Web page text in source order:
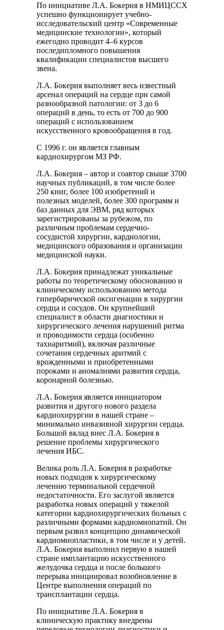
По инициативе Л.А. Бокерия в НМИЦССХ
успешно функционирует учебно-
исследовательский центр «Современные
медицинские технологии», который
ежегодно проводит 4–6 курсов
последипломного повышения
квалификации специалистов высшего
звена.
Л.А. Бокерия выполняет весь известный
арсенал операций на сердце при самой
разнообразной патологии: от 3 до 6
операций в день, то есть от 700 до 900
операций с использованием
искусственного кровообращения в год.
С 1996 г. он является главным
кардиохирургом МЗ РФ.
Л.А. Бокерия – автор и соавтор свыше 3700
научных публикаций, в том числе более
250 книг, более 100 изобретений и
полезных моделей, более 300 программ и
баз данных для ЭВМ, ряд которых
зарегистрированы за рубежом, по
различным проблемам сердечно-
сосудистой хирургии, кардиологии,
медицинского образования и организации
медицинской науки.
Л.А. Бокерия принадлежат уникальные
работы по теоретическому обоснованию и
клиническому использованию метода
гипербарической оксигенации в хирургии
сердца и сосудов. Он крупнейший
специалист в области диагностики и
хирургического лечения нарушений ритма
и проводимости сердца (особенно
тахиаритмий), включая различные
сочетания сердечных аритмий с
врожденными и приобретенными
пороками и аномалиями развития сердца,
коронарной болезнью.
Л.А. Бокерия является инициатором
развития и другого нового раздела
кардиохирургии в нашей стране –
минимально инвазивной хирургии сердца.
Большой вклад внес Л.А. Бокерия в
решение проблемы хирургического
лечения ИБС.
Велика роль Л.А. Бокерия в разработке
новых подходов к хирургическому
лечению терминальной сердечной
недостаточности. Его заслугой является
разработка новых операций у тяжелой
категории кардиохирургических больных с
различными формами кардиомиопатий. Он
первым развил концепцию динамической
кардиомиопластики, в том числе и у детей.
Л.А. Бокерия выполнил первую в нашей
стране имплантацию искусственного
желудочка сердца и после большого
перерыва инициировал возобновление в
Центре выполнения операций по
трансплантации сердца.
По инициативе Л.А. Бокерия в
клиническую практику внедрены